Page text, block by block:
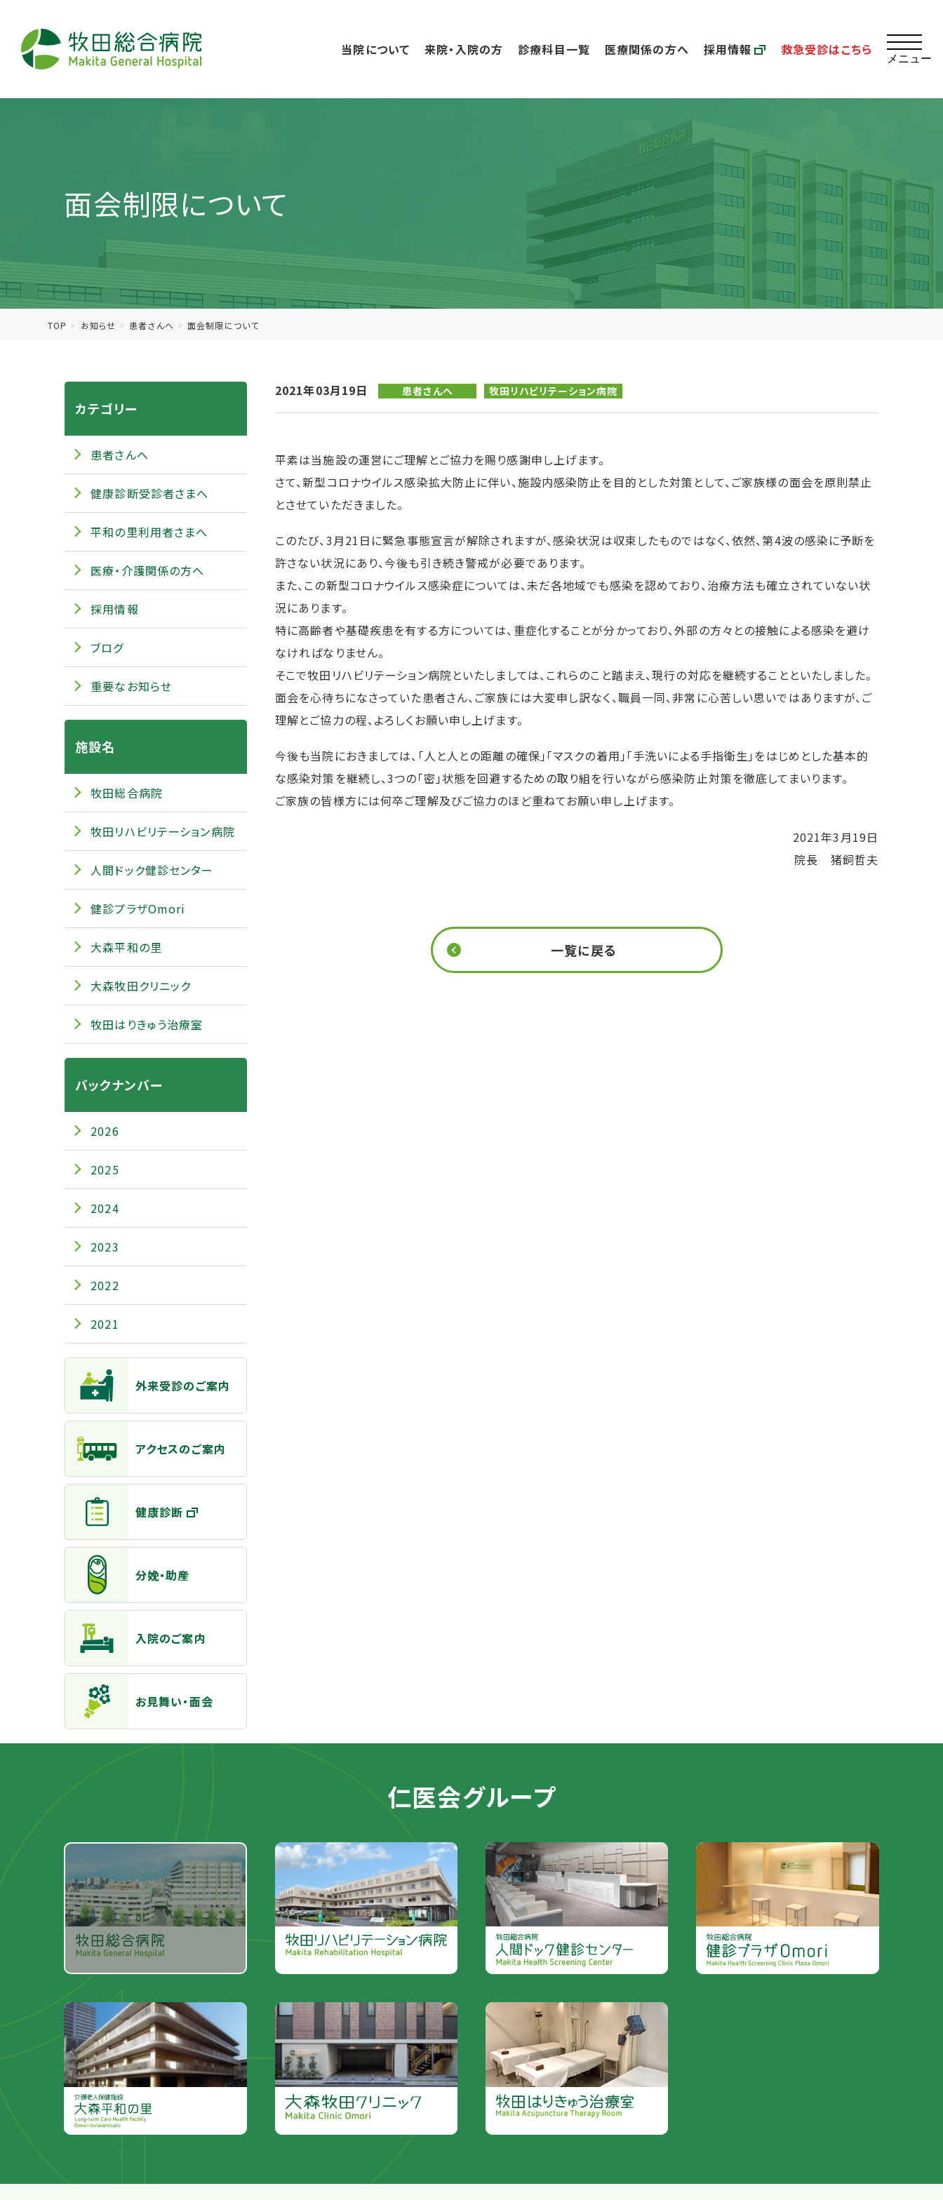
ペ
ー
当院について 来院・入院の方 診療科目一覧 医療関係の方へ 採用情報 救急受診はこちら
メニュー
面会制限について
TOP お知らせ 患者さんへ 面会制限について
2021年03月19日 患者さんへ 牧田リハビリテーション病院
平素は当施設の運営にご理解とご協力を賜り感謝申し上げます。
さて、新型コロナウイルス感染拡大防止に伴い、施設内感染防止を目的とした対策として、ご家族様の面会を原則禁止
とさせていただきました。
このたび、3月21日に緊急事態宣言が解除されますが、感染状況は収束したものではなく、依然、第4波の感染に予断を
許さない状況にあり、今後も引き続き警戒が必要であります。
また、この新型コロナウイルス感染症については、未だ各地域でも感染を認めており、治療方法も確立されていない状
況にあります。
特に高齢者や基礎疾患を有する方については、重症化することが分かっており、外部の方々との接触による感染を避け
なければなりません。
そこで牧田リハビリテーション病院といたしましては、これらのこと踏まえ、現行の対応を継続することといたしました。
面会を心待ちになさっていた患者さん、ご家族には大変申し訳なく、職員一同、非常に心苦しい思いではありますが、ご
理解とご協力の程、よろしくお願い申し上げます。
今後も当院におきましては、「人と人との距離の確保」「マスクの着用」「手洗いによる手指衛生」をはじめとした基本的
な感染対策を継続し、3つの「密」状態を回避するための取り組を行いながら感染防止対策を徹底してまいります。
ご家族の皆様方には何卒ご理解及びご協力のほど重ねてお願い申し上げます。
2021年3月19日
院長 猪飼哲夫
一覧に戻る
カテゴリー
患者さんへ
健康診断受診者さまへ
平和の里利用者さまへ
医療・介護関係の方へ
採用情報
ブログ
重要なお知らせ
施設名
牧田総合病院
牧田リハビリテーション病院
人間ドック健診センター
健診プラザOmori
大森平和の里
大森牧田クリニック
牧田はりきゅう治療室
バックナンバー
2026
2025
2024
2023
2022
2021
主なメニュー
外来受診のご案内
アクセスのご案内
健康診断
分娩・助産
入院のご案内
お見舞い・面会
仁医会グループ